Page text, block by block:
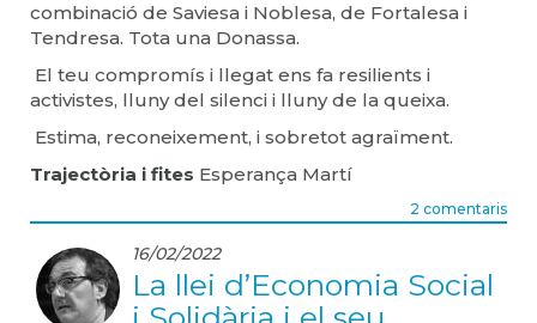
combinació de Saviesa i Noblesa, de Fortalesa i
Tendresa. Tota una Donassa.
El teu compromís i llegat ens fa resilients i
activistes, lluny del silenci i lluny de la queixa.
Estima, reconeixement, i sobretot agraïment.
Trajectòria i fites Esperança Martí
2 comentaris
16/02/2022
La llei d’Economia Social